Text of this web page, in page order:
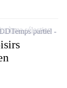
Temps partiel
à ma sélection